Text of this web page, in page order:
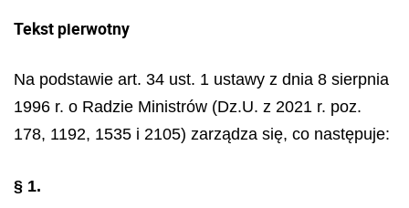
Tekst pierwotny
Na podstawie art. 34 ust. 1 ustawy z dnia 8 sierpnia
1996 r. o Radzie Ministrów (Dz.U. z 2021 r. poz.
178, 1192, 1535 i 2105) zarządza się, co następuje:
§ 1.